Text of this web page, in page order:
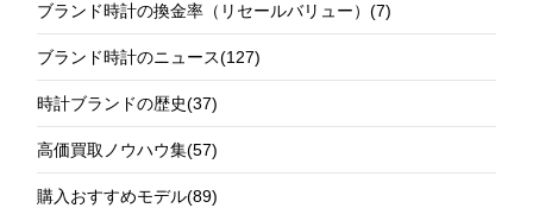
ブランド時計の換金率（リセールバリュー）(7)
ブランド時計のニュース(127)
時計ブランドの歴史(37)
高価買取ノウハウ集(57)
購入おすすめモデル(89)